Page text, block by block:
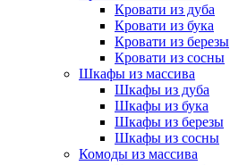
Кровати из дуба
Кровати из бука
Кровати из березы
Кровати из сосны
Шкафы из массива
Шкафы из дуба
Шкафы из бука
Шкафы из березы
Шкафы из сосны
Комоды из массива